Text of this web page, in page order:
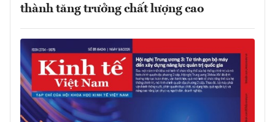
thành tăng trưởng chất lượng cao